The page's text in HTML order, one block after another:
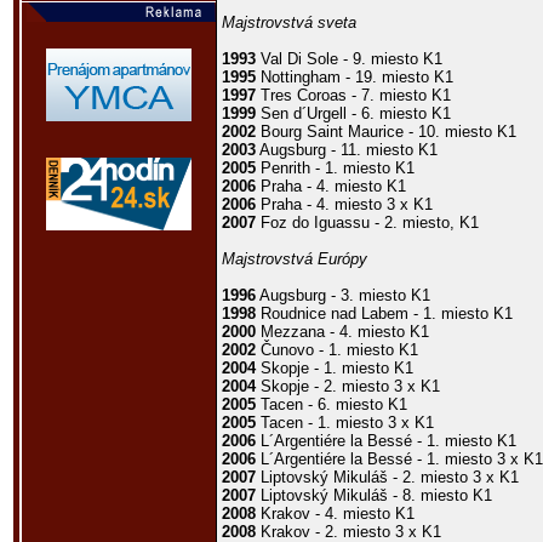
Majstrovstvá sveta
1993 Val Di Sole - 9. miesto K1
1995 Nottingham - 19. miesto K1
1997 Tres Coroas - 7. miesto K1
1999 Sen d´Urgell - 6. miesto K1
2002 Bourg Saint Maurice - 10. miesto K1
2003 Augsburg - 11. miesto K1
2005 Penrith - 1. miesto K1
2006 Praha - 4. miesto K1
2006 Praha - 4. miesto 3 x K1
2007 Foz do Iguassu - 2. miesto, K1
Majstrovstvá Európy
1996 Augsburg - 3. miesto K1
1998 Roudnice nad Labem - 1. miesto K1
2000 Mezzana - 4. miesto K1
2002 Čunovo - 1. miesto K1
2004Skopje - 1. miesto K1
2004Skopje - 2. miesto 3 x K1
2005 Tacen - 6. miesto K1
2005 Tacen - 1. miesto 3 x K1
2006 L´Argentiére la Bessé - 1. miesto K1
2006 L´Argentiére la Bessé - 1. miesto 3 x K1
2007 Liptovský Mikuláš - 2. miesto 3 x K1
2007 Liptovský Mikuláš - 8. miesto K1
2008 Krakov - 4. miesto K1
2008 Krakov - 2. miesto 3 x K1